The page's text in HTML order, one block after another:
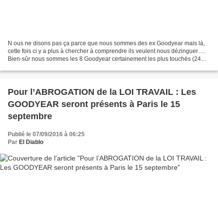
N ous ne disons pas ça parce que nous sommes des ex Goodyear mais là,
cette fois ci y a plus à chercher à comprendre ils veulent nous dézinguer….
Bien-sûr nous sommes les 8 Goodyear certainement les plus touchés (24
Pour l’ABROGATION de la LOI TRAVAIL : Les
GOODYEAR seront présents à Paris le 15
septembre
Publié le 07/09/2016 à 06:25
Par El Diablo